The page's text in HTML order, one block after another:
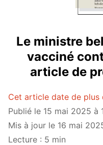
Le ministre
vacciné
article de
Cet article date de plus
Publié le 15 mai 2025 à
Mis à jour le 16 mai
Lecture : 5 min